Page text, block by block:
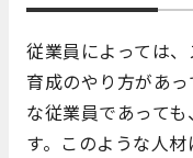
従業員によっては
育成のやり方があ
な従業員であって
す。このような人